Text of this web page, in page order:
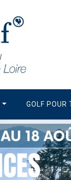
GOLF POUR